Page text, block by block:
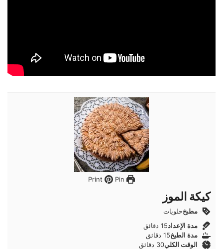
Pin
كيكة الموز
مطبخحلويات
مدة الإعداد15دقائق
دقائق
مدة الطبخ15دقائق
دقائق
الوقت الكلي30 دقائق
دقائق